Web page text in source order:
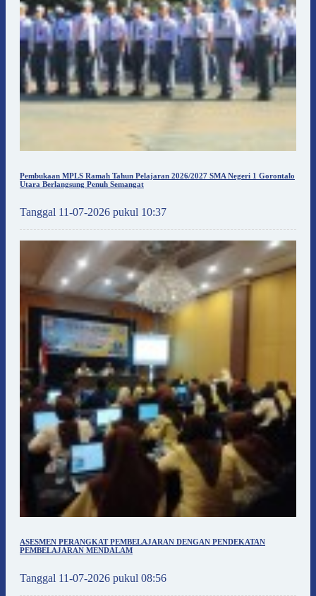
Pembukaan MPLS Ramah Tahun Pelajaran 2026/2027 SMA Negeri 1 Gorontalo
Utara Berlangsung Penuh Semangat
Tanggal 11-07-2026 pukul 10:37
ASESMEN PERANGKAT PEMBELAJARAN DENGAN PENDEKATAN
PEMBELAJARAN MENDALAM
Tanggal 11-07-2026 pukul 08:56